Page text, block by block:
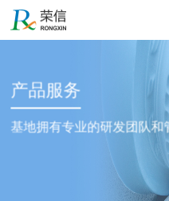
产品服务
基地拥有专业的研发团队和